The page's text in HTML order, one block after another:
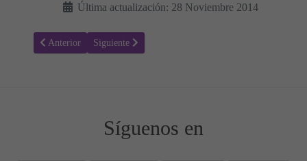
Última actualización: 28 Noviembre 2014
Artículo anterior: Problemas 15 - Sumas y Restas
Anterior Artículo siguiente: Problemas 13 - Sumas y Restas
Siguiente
Síguenos en